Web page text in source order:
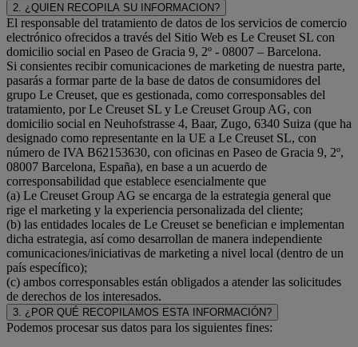
2. ¿QUIEN RECOPILA SU INFORMACION?
El responsable del tratamiento de datos de los servicios de comercio
electrónico ofrecidos a través del Sitio Web es Le Creuset SL con
domicilio social en Paseo de Gracia 9, 2º - 08007 – Barcelona.
Si consientes recibir comunicaciones de marketing de nuestra parte,
pasarás a formar parte de la base de datos de consumidores del
grupo Le Creuset, que es gestionada, como corresponsables del
tratamiento, por Le Creuset SL y Le Creuset Group AG, con
domicilio social en Neuhofstrasse 4, Baar, Zugo, 6340 Suiza (que ha
designado como representante en la UE a Le Creuset SL, con
número de IVA B62153630, con oficinas en Paseo de Gracia 9, 2º,
08007 Barcelona, España), en base a un acuerdo de
corresponsabilidad que establece esencialmente que
(a) Le Creuset Group AG se encarga de la estrategia general que
rige el marketing y la experiencia personalizada del cliente;
(b) las entidades locales de Le Creuset se benefician e implementan
dicha estrategia, así como desarrollan de manera independiente
comunicaciones/iniciativas de marketing a nivel local (dentro de un
país específico);
(c) ambos corresponsables están obligados a atender las solicitudes
de derechos de los interesados.
3. ¿POR QUÉ RECOPILAMOS ESTA INFORMACIÓN?
Podemos procesar sus datos para los siguientes fines: